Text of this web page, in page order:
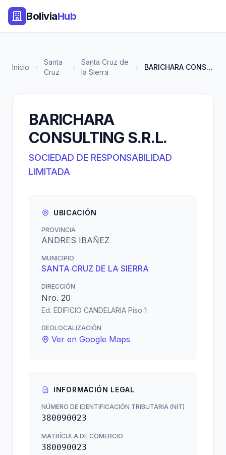
BoliviaHub
Inicio
Santa
Cruz
Santa Cruz de
la Sierra
BARICHARA CONSULTING S.R.L.
BARICHARA
CONSULTING S.R.L.
SOCIEDAD DE RESPONSABILIDAD
LIMITADA
UBICACIÓN
PROVINCIA
ANDRES IBAÑEZ
MUNICIPIO
SANTA CRUZ DE LA SIERRA
DIRECCIÓN
Nro. 20
Ed. EDIFICIO CANDELARIA Piso 1
GEOLOCALIZACIÓN
Ver en Google Maps
INFORMACIÓN LEGAL
NÚMERO DE IDENTIFICACIÓN TRIBUTARIA (NIT)
380090023
MATRÍCULA DE COMERCIO
380090023